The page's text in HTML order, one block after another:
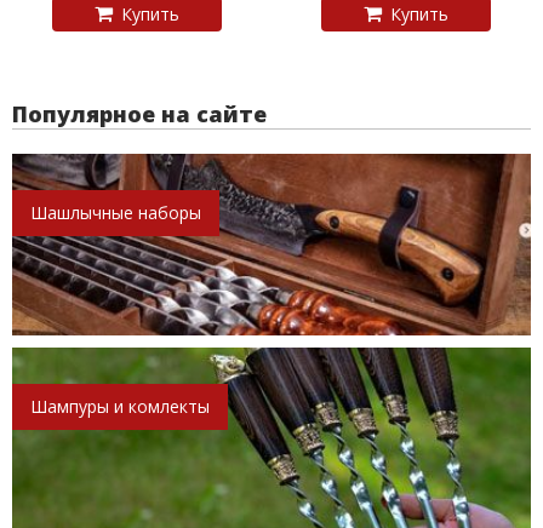
Купить Купить
Популярное на сайте
Шашлычные наборы
Шампуры и комлекты